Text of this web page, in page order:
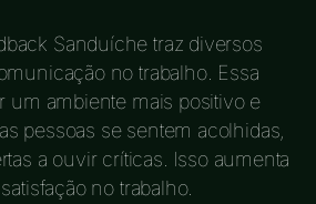
Sanduíche traz diversos
no trabalho. Essa
um ambiente mais positivo e
pessoas se sentem acolhidas,
a ouvir críticas. Isso aumenta
no trabalho.